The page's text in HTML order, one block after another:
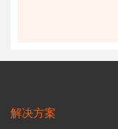
解决方案